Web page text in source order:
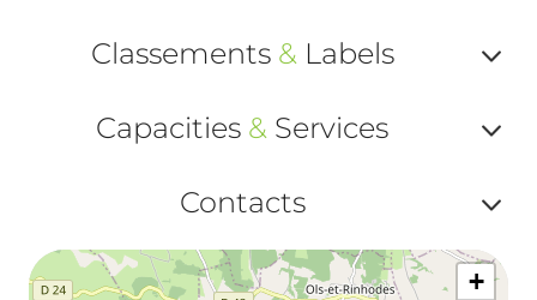
Classements &Labels
ou
Capacities & Services
ou
Contacts
+